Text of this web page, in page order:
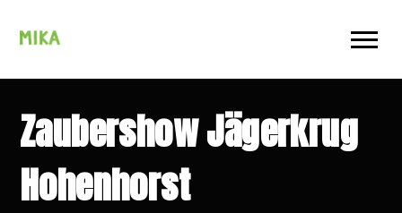
Zaubershow Jägerkrug
Hohenhorst